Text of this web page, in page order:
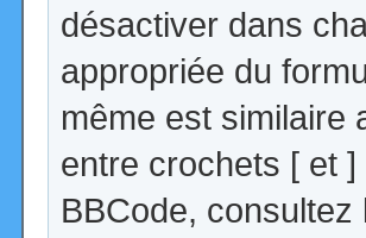
désactiver dans
appropriée du
même est similaire
entre crochets [ et
BBCode,